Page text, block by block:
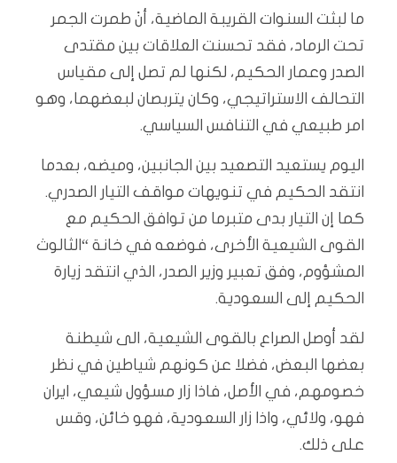
ما لبثت السنوات القريبة الماضية، أنْ طمرت الجمر
تحت الرماد، فقد تحسنت العلاقات بين مقتدى
الصدر وعمار الحكيم، لكنها لم تصل إلى مقياس
التحالف الاستراتيجي، وكان يتربصان لبعضهما، وهو
امر طبيعي في التنافس السياسي.
اليوم يستعيد التصعيد بين الجانبين، وميضه، بعدما
انتقد الحكيم في تنويهات مواقف التيار الصدري.
كما إن التيار بدى متبرما من توافق الحكيم مع
القوى الشيعية الأخرى، فوضعه في خانة “الثالوث
المشؤوم، وفق تعبير وزير الصدر، الذي انتقد زيارة
الحكيم إلى السعودية.
لقد أوصل الصراع بالقوى الشيعية، الى شيطنة
بعضها البعض، فضلا عن كونهم شياطين في نظر
خصومهم، في الأصل، فاذا زار مسؤول شيعي، ايران
فهو، ولائي، واذا زار السعودية، فهو خائن، وقس
على ذلك.